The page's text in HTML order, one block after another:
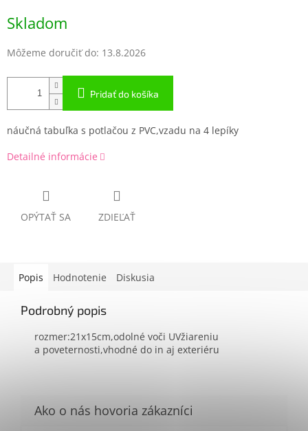
cena:
Skladom
Môžeme doručiť do: 13.8.2026
Pridať do košíka
náučná tabuľka s potlačou z PVC,vzadu na 4 lepíky
Detailné informácie
OPÝTAŤ SA ZDIEĽAŤ
Popis Hodnotenie Diskusia
Podrobný popis
rozmer:21x15cm,odolné voči UVžiareniu
a poveternosti,vhodné do in aj exteriéru